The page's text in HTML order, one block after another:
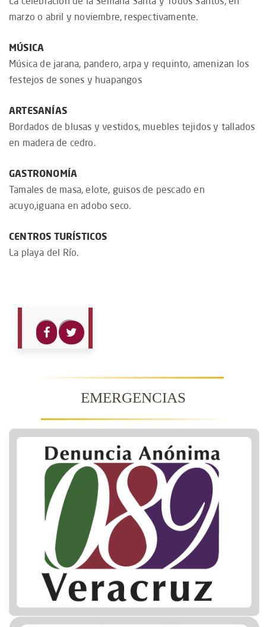
marzo o abril y noviembre, respectivamente.
MÚSICA
Música de jarana, pandero, arpa y requinto, amenizan los
festejos de sones y huapangos
ARTESANÍAS
Bordados de blusas y vestidos, muebles tejidos y tallados
en madera de cedro.
GASTRONOMÍA
Tamales de masa, elote, guisos de pescado en
acuyo,iguana en adobo seco.
CENTROS TURÍSTICOS
La playa del Río.
EMERGENCIAS